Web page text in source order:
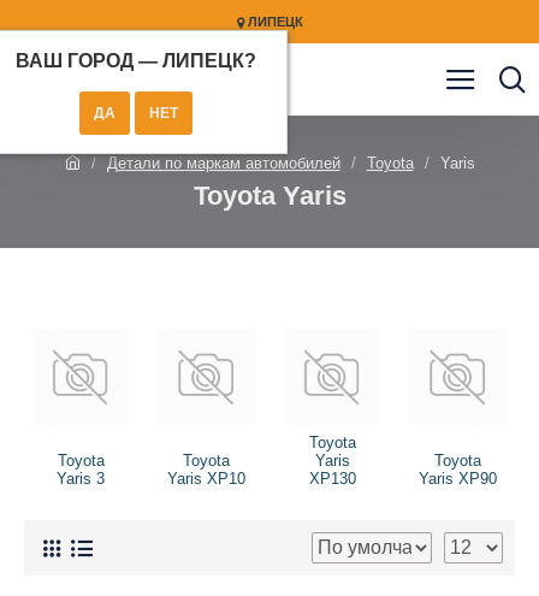
ЛИПЕЦК
ВАШ ГОРОД — ЛИПЕЦК?
Детали по маркам автомобилей Toyota Yaris
Toyota Yaris
Toyota
Yaris 3
Toyota
Yaris XP10
Toyota
Yaris
XP130
Toyota
Yaris XP90